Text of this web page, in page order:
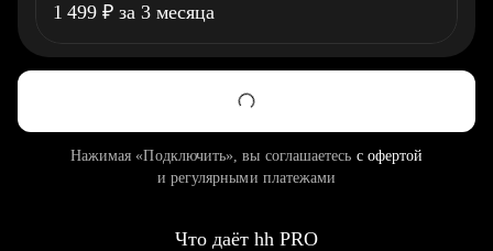
1 499 ₽ за 3 месяца
Нажимая «Подключить», вы соглашаетесь с офертой
и регулярными платежами
Что даёт hh PRO